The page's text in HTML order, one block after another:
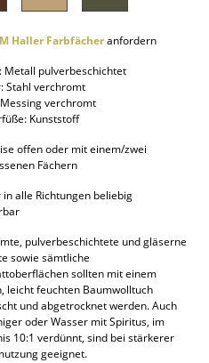
Haller Farbfächeranfordern
Metall pulverbeschichtet
Stahl verchromt
verchromt
Kunststoff
offen oder mit einem/zwei
Fächern
alle Richtungen beliebig
pulverbeschichtete und gläserne
sowie sämtliche
sollten mit einem
leicht feuchten Baumwolltuch
und abgetrocknet werden. Auch
oder Wasser mit Spiritus, im
10:1 verdünnt, sind bei stärkerer
geeignet.